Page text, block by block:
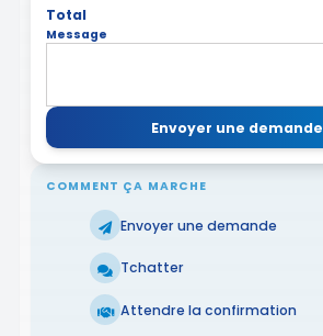
Total
Message
Envoyer une demande
COMMENT ÇA MARCHE
Envoyer une demande
Tchatter
Attendre la confirmation